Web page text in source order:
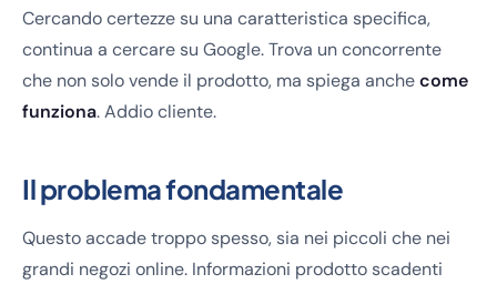
Cercando certezze su una caratteristica specifica,
continua a cercare su Google. Trova un concorrente
che non solo vende il prodotto, ma spiega anchecome
funziona. Addio cliente.
Il problema fondamentale
Questo accade troppo spesso, sia nei piccoli che nei
grandi negozi online. Informazioni prodotto scadenti